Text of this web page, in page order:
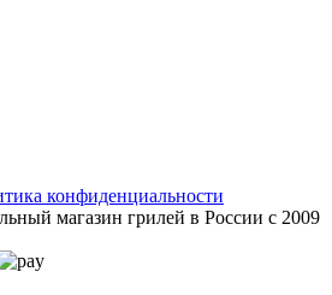
конфиденциальности
магазин грилей в России с 2009